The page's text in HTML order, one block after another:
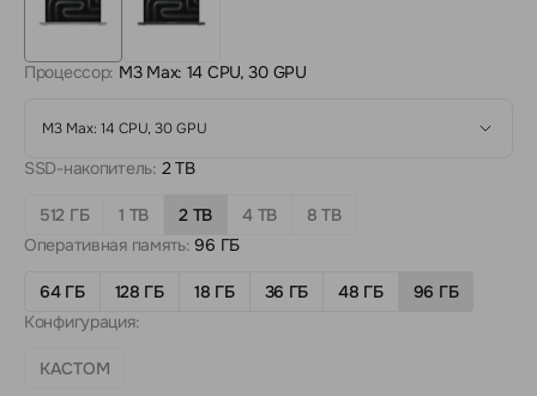
Процессор: M3 Max: 14 CPU, 30 GPU
M3 Max: 14 CPU, 30 GPU
SSD-накопитель: 2 TB
512 ГБ 1 TB 2 TB 4 TB
8 TB
Оперативная память: 96 ГБ
64 ГБ 128 ГБ 18 ГБ 36 ГБ 48 ГБ
96 ГБ
Конфигурация:
КАСТОМ